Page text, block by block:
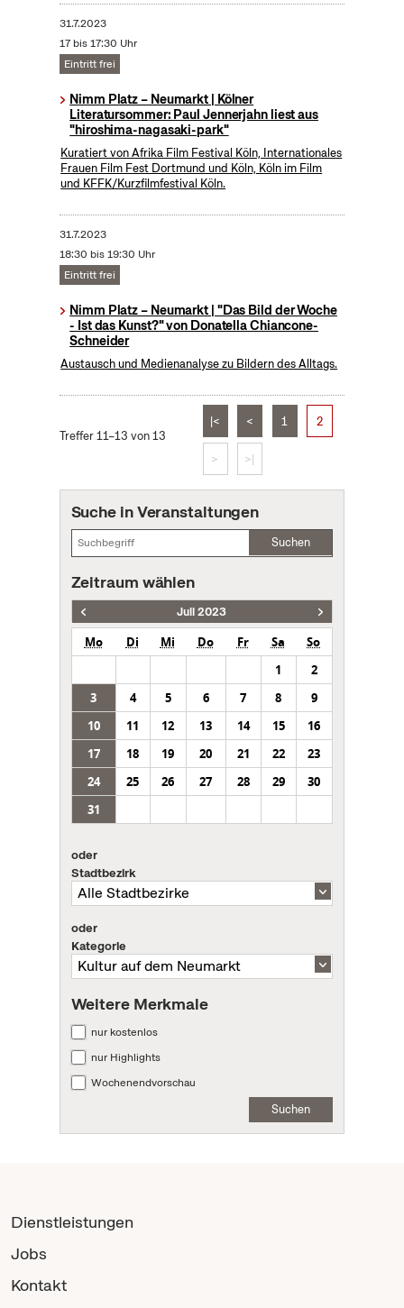
31.7.2023
17 bis 17:30 Uhr
Eintritt frei
Nimm Platz – Neumarkt | Kölner
Literatursommer: Paul Jennerjahn liest aus
"hiroshima-nagasaki-park"
Kuratiert von Afrika Film Festival Köln, Internationales
Frauen Film Fest Dortmund und Köln, Köln im Film
und KFFK/Kurzfilmfestival Köln.
31.7.2023
18:30 bis 19:30 Uhr
Eintritt frei
Nimm Platz – Neumarkt | "Das Bild der Woche
- Ist das Kunst?" von Donatella Chiancone-
Schneider
Austausch und Medienanalyse zu Bildern des Alltags.
Treffer 11–13 von 13
|< < 1 2
> >|
Suche in Veranstaltungen
Suchen
Zeitraum wählen
Juli 2023
Mo Di Mi Do Fr Sa
So
1
2
3
4 5 6 7 8
9
10
11 12 13 14 15
16
17
18 19 20 21 22
23
24
25 26 27 28 29
30
31
oder
Stadtbezirk
oder
Kategorie
Weitere Merkmale
nur kostenlos
nur Highlights
Wochenendvorschau
Suchen
Dienstleistungen
Jobs
Kontakt